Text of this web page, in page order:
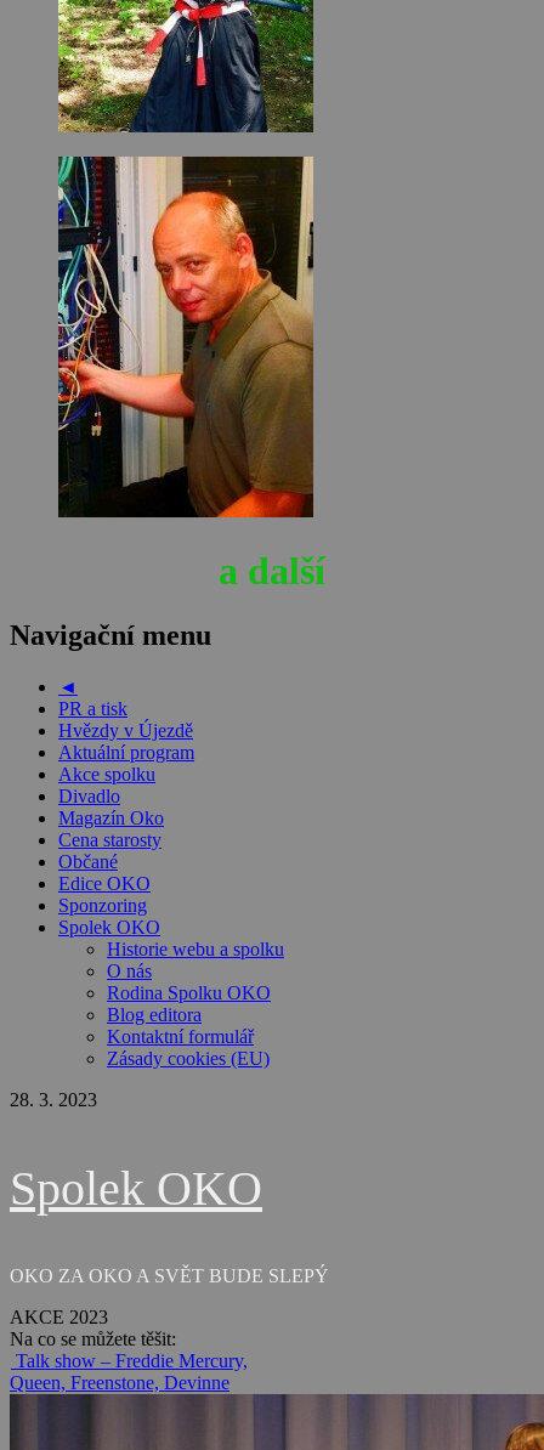
a další
Navigační menu
◄
PR a tisk
Hvězdy v Újezdě
Aktuální program
Akce spolku
Divadlo
Magazín Oko
Cena starosty
Občané
Edice OKO
Sponzoring
Spolek OKO
Historie webu a spolku
O nás
Rodina Spolku OKO
Blog editora
Kontaktní formulář
Zásady cookies (EU)
28. 3. 2023
Spolek OKO
OKO ZA OKO A SVĚT BUDE SLEPÝ
AKCE 2023
Na co se můžete těšit:
Talk show – Freddie Mercury,
Queen, Freenstone, Devinne